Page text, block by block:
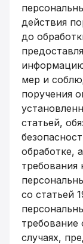
действия
до
мер и
поручения
статьей,
обработке,
со статьей
требование
случаях,